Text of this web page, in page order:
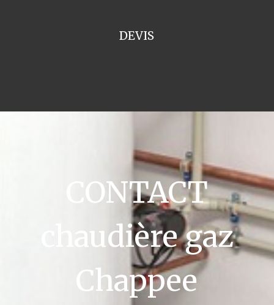
DEVIS
CONTACT
chaudière gaz
Chappee